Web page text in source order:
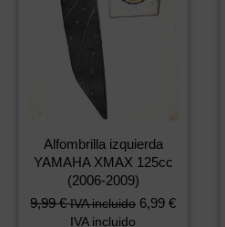
Alfombrilla izquierda
YAMAHA XMAX 125cc
(2006-2009)
9,99€ IVA incluido 6,99 €
IVA incluido